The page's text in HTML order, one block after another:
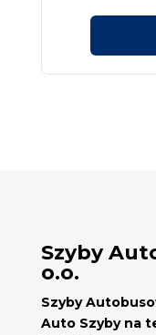
Szyby
o.o.
Szyby
Auto Szyby na